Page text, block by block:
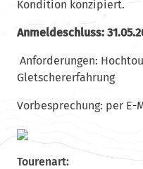
Kondition konzipiert.
Anmeldeschluss:
Anforderungen:
Gletschererfahrung
Vorbesprechung: per E-
Tourenart: